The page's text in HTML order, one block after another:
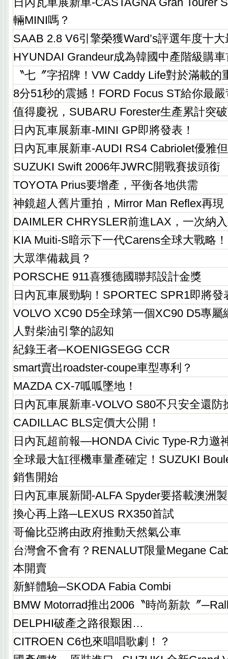
輛MINI嗎？
SAAB 2.8 V6引擎榮獲Ward’s評選年度十
HYUNDAI Grandeur成為韓國中產階級購
〝七〞字招牌！VW Caddy Life對於滿載的
8分51秒的震撼！FORD Focus ST給你最
值得慶祝，SUBARU Forester生產累計突
日內瓦車展新車-MINI GP即將發表！
日內瓦車展新車-AUDI RS4 Cabriolet優雅
SUZUKI Swift 2006年JWRC開戰賽拔頭銜
TOYOTA Prius要增產，平衡各地供需
神鏡超人舊片重拍，Mirror Man Reflex再現
DAIMLER CHRYSLER前進LAX，一次納
KIA Muiti-S暗示下一代Carens全球大戰略！
大眾準備裁員？
PORSCHE 911喜獲德國聯邦設計金獎
日內瓦車展勁駒！SPORTEC SPR1即將
VOLVO XC90 D5全球第一個XC90 D5專屬
人對柴油引擎的認知
紀錄王者─KOENIGSEGG CCR
smart賣出roadster-coupe車型專利？
MAZDA CX-7呱呱墜地！
日內瓦車展新車-VOLVO S80不只安全還防
CADILLAC BLS定價大公開！
日內瓦超前報—HONDA Civic Type-R力邀
全球最大缸徑機車量產確定！SUZUKI
銷售開始
日內瓦車展新聞-ALFA Spyder要搭載澳洲
換心再上路─LEXUS RX350首試
哥倫比亞將由政府推動天然氣公車
台灣會不會有？RENALUT限量Megane
本開賣
新鮮體驗─SKODA Fabia Combi
BMW Motorrad推出2006〝時尚新款〞
DELPHI破產之路很艱困…
CITROEN C6也來唱唱歌劇！？